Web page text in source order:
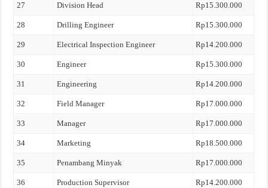
27 Division Head Rp15.300.000
28 Drilling Engineer Rp15.300.000
29 Electrical Inspection Engineer Rp14.200.000
30 Engineer Rp15.300.000
31 Engineering Rp14.200.000
32 Field Manager Rp17.000.000
33 Manager Rp17.000.000
34 Marketing Rp18.500.000
35 Penambang Minyak Rp17.000.000
36 Production Supervisor Rp14.200.000